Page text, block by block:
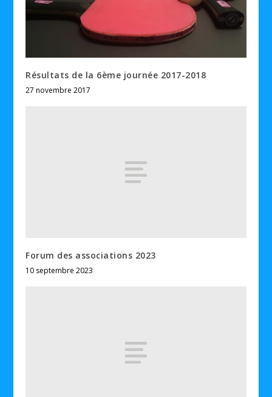
Résultats de la 6ème journée 2017-2018
27 novembre 2017
Forum des associations 2023
10 septembre 2023